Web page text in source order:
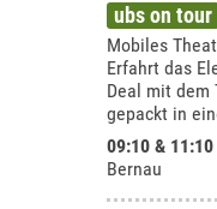
ubs on tour
Mobiles
Erfahrt das
Deal mit dem
gepackt in
09:10 & 11:10
Bernau